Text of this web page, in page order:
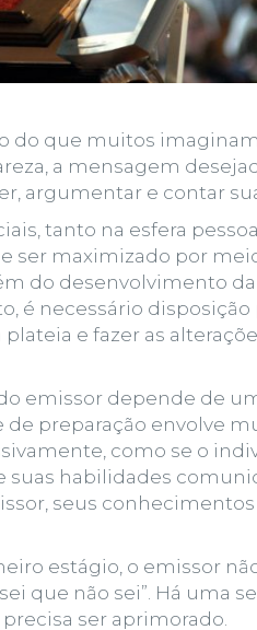
do que muitos
a mensagem
argumentar e contar
tanto na esfera
ser maximizado por
do desenvolvimento da
é necessário
e fazer as
emissor depende de
preparação envolve
como se o
suas habilidades
seus
estágio, o emissor
que não sei”. Há uma
ser aprimorado.